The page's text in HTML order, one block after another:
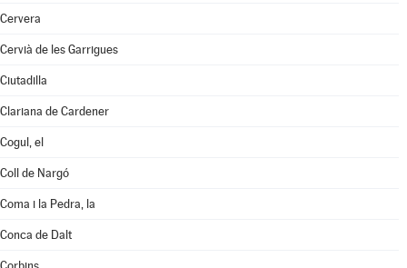
Cervera
Cervià de les Garrigues
Ciutadilla
Clariana de Cardener
Cogul, el
Coll de Nargó
Coma i la Pedra, la
Conca de Dalt